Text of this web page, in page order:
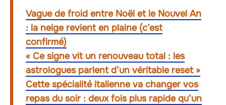
Vague de froid entre Noël et le Nouvel An
: la neige revient en plaine (c’est
confirmé)
« Ce signe vit un renouveau total : les
astrologues parlent d’un véritable reset »
Cette spécialité italienne va changer vos
repas du soir : deux fois plus rapide qu’un